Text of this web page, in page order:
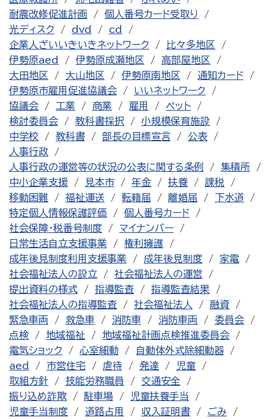
耐震改修促進計画
個人番号カード受取り
光ディスク
dvd
cd
企業人ざいいきいきネットワーク
比々多地区
伊勢原aed
伊勢原成瀬地区
高部屋地区
大田地区
大山地区 伊勢原南地区
通知カード
伊勢原市雇用促進協議会
いいネットワーク
協議会
工業 商業 雇用
ペット
検討委員会
教科書採択
小規模保育施設
中学校
教科書 部長の目標宣言
公表
人事行政
人事行政の運営等の状況の公表に関する条例
集積所
中小企業支援
見本市 年金 扶養
課税
移動困難
福祉運送 転籍届 離婚届
下水道
特定個人情報保護評価
個人番号カード
社会保障・税番号制度
マイナンバー
日常生活自立支援事業
権利擁護
成年後見制度利用支援事業
成年後見制度
家電
社会福祉法人の設立
社会福祉法人の運営
提出資料の様式
指導監査
指導監査結果
社会福祉法人の指導監査
社会福祉法人
融資
緊急車両
救急車 消防車 消防車両
委員会
点検
地域福祉
地域福祉計画点検推進委員会
電気ショック
心室細動
自動体外式除細動器
aed
市営住宅 虐待 発達
児童
取組方針
技能労務職員
交通安全
振り込め詐欺
駐車場
児童扶養手当
児童手当制度
道路占用 収入証明書 ごみ